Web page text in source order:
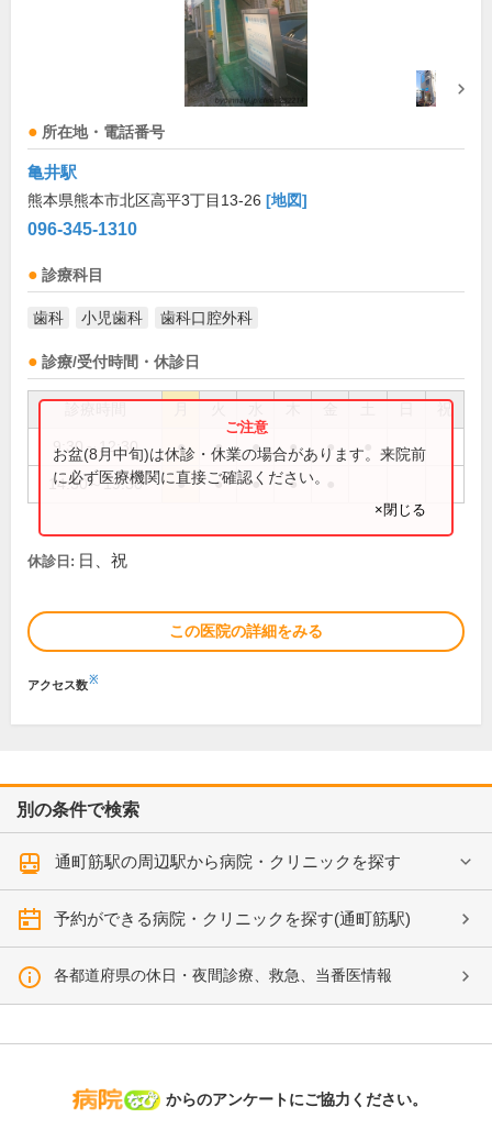
所在地・電話番号
亀井駅
熊本県熊本市北区高平3丁目13-26 [地図]
096-345-1310
診療科目
歯科 小児歯科 歯科口腔外科
診療/受付時間・休診日
祝
9:30～12:30 ● ● ● ● ●
14:30～19:30 ● ● ● ●
お盆(8月中旬)は休診・休業の場合があります。来院前
に必ず医療機関に直接ご確認ください。
×閉じる
休診日: 日、祝
この医院の詳細をみる
アクセス数※
別の条件で検索
通町筋駅の周辺駅から病院・クリニックを探す
予約ができる病院・クリニックを探す(通町筋駅)
各都道府県の休日・夜間診療、救急、当番医情報
病院なび
からのアンケートにご協力ください。